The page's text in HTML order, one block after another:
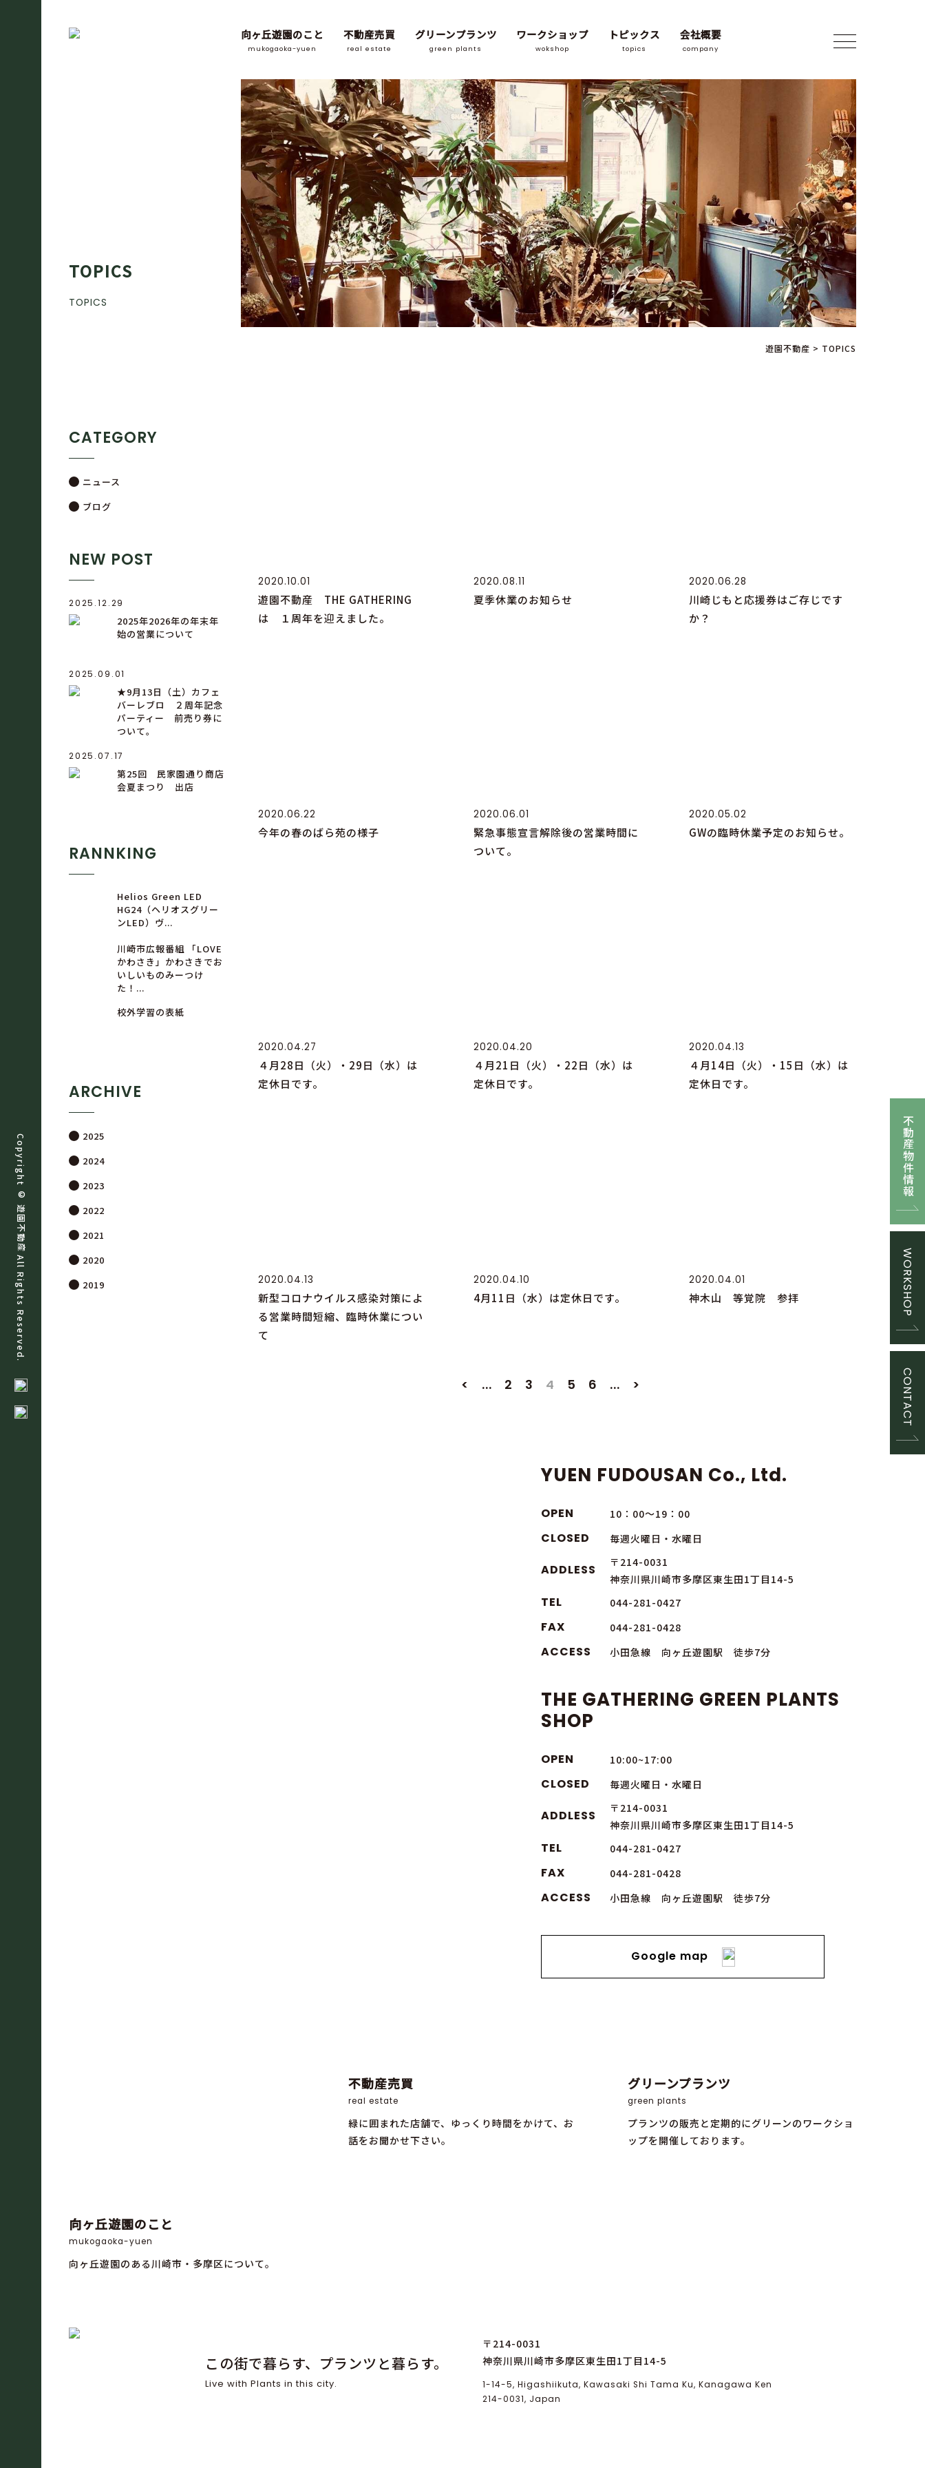
向ヶ丘遊園のこと
mukogaoka-yuen
不動産売買
real estate
グリーンプランツ
green plants
ワークショップ
wokshop
トピックス
topics
会社概要
company
不動産物件情報
WORKSHOP
CONTACT
TOPICS
TOPICS
遊園不動産 > TOPICS
2020.10.01
遊園不動産 THE GATHERING
は １周年を迎えました。
2020.08.11
夏季休業のお知らせ
2020.06.28
川崎じもと応援券はご存じです
か？
2020.06.22
今年の春のばら苑の様子
2020.06.01
緊急事態宣言解除後の営業時間に
ついて。
2020.05.02
GWの臨時休業予定のお知らせ。
2020.04.27
４月28日（火）・29日（水）は
定休日です。
2020.04.20
４月21日（火）・22日（水）は
定休日です。
2020.04.13
４月14日（火）・15日（水）は
定休日です。
2020.04.13
新型コロナウイルス感染対策によ
る営業時間短縮、臨時休業につい
て
2020.04.10
4月11日（水）は定休日です。
2020.04.01
神木山 等覚院 参拝
< ... 2 3 4 5 6 ... >
CATEGORY
ニュース
ブログ
NEW POST
2025.12.29
2025年2026年の年末年
始の営業について
2025.09.01
★9月13日（土）カフェ
バーレブロ ２周年記念
パーティー 前売り券に
ついて。
2025.07.17
第25回 民家園通り商店
会夏まつり 出店
RANNKING
Helios Green LED
HG24（ヘリオスグリー
ンLED）ヴ...
川崎市広報番組 「LOVE
かわさき」かわさきでお
いしいものみーつけ
た！...
校外学習の表紙
ARCHIVE
2025
2024
2023
2022
2021
2020
2019
YUEN FUDOUSAN Co., Ltd.
OPEN 10：00～19：00
CLOSED 毎週火曜日・水曜日
ADDLESS
〒214-0031
神奈川県川崎市多摩区東生田1丁目14-5
TEL 044-281-0427
FAX 044-281-0428
ACCESS 小田急線 向ヶ丘遊園駅 徒歩7分
THE GATHERING GREEN PLANTS
SHOP
OPEN 10:00~17:00
CLOSED 毎週火曜日・水曜日
ADDLESS
〒214-0031
神奈川県川崎市多摩区東生田1丁目14-5
TEL 044-281-0427
FAX 044-281-0428
ACCESS 小田急線 向ヶ丘遊園駅 徒歩7分
Google map
向ヶ丘遊園のこと
mukogaoka-yuen
向ヶ丘遊園のある川崎市・多摩区について。
不動産売買
real estate
緑に囲まれた店舗で、ゆっくり時間をかけて、お
話をお聞かせ下さい。
グリーンプランツ
green plants
プランツの販売と定期的にグリーンのワークショ
ップを開催しております。
この街で暮らす、プランツと暮らす。
Live with Plants in this city.
〒214-0031
神奈川県川崎市多摩区東生田1丁目14-5
1-14-5, Higashiikuta, Kawasaki Shi Tama Ku, Kanagawa Ken
214-0031, Japan
Copyright ©
遊
園
不
動
産
All Rights Reserved.